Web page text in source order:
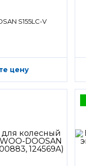
S155LC-V
цену